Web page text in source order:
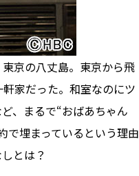
京の八丈島。東京から飛
家だった。和室なのにツ
、まるで“おばあちゃん
で埋まっているという理由
とは？